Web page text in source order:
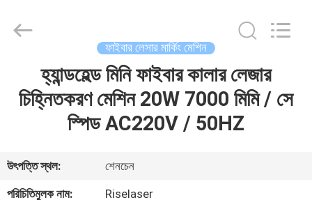
ভিআর
শো
Technology
ফাইবার লেসার মার্কিং মেশিন
হ্যান্ডহেল্ড মিনি ফাইবার কালার লেজার
চিহ্নিতকরণ মেশিন 20W 7000 মিমি / সে
স্পিড AC220V / 50HZ
উৎপত্তি স্থল:
শেনচেন
পরিচিতিমুলক নাম:
Riselaser